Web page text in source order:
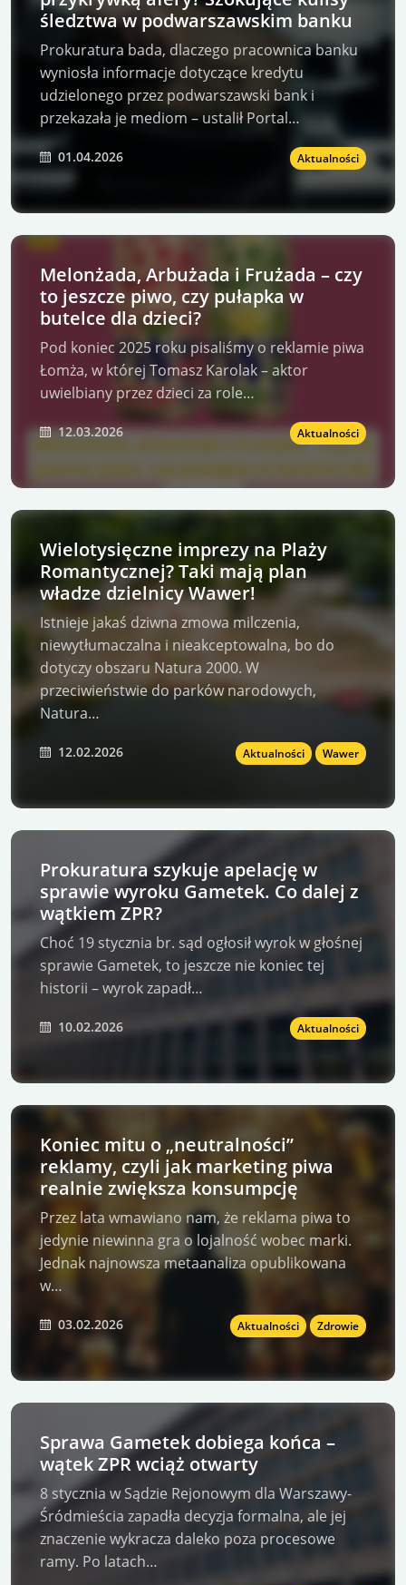
śledztwa w podwarszawskim banku
Prokuratura bada, dlaczego pracownica banku
wyniosła informacje dotyczące kredytu
udzielonego przez podwarszawski bank i
przekazała je mediom – ustalił Portal…
01.04.2026 Aktualności
Melonżada, Arbużada i Frużada – czy
to jeszcze piwo, czy pułapka w
butelce dla dzieci?
Pod koniec 2025 roku pisaliśmy o reklamie piwa
Łomża, w której Tomasz Karolak – aktor
uwielbiany przez dzieci za role…
12.03.2026 Aktualności
Wielotysięczne imprezy na Plaży
Romantycznej? Taki mają plan
władze dzielnicy Wawer!
Istnieje jakaś dziwna zmowa milczenia,
niewytłumaczalna i nieakceptowalna, bo do
dotyczy obszaru Natura 2000. W
przeciwieństwie do parków narodowych,
Natura…
12.02.2026 Aktualności Wawer
Prokuratura szykuje apelację w
sprawie wyroku Gametek. Co dalej z
wątkiem ZPR?
Choć 19 stycznia br. sąd ogłosił wyrok w głośnej
sprawie Gametek, to jeszcze nie koniec tej
historii – wyrok zapadł…
10.02.2026 Aktualności
Koniec mitu o „neutralności”
reklamy, czyli jak marketing piwa
realnie zwiększa konsumpcję
Przez lata wmawiano nam, że reklama piwa to
jedynie niewinna gra o lojalność wobec marki.
Jednak najnowsza metaanaliza opublikowana
w…
03.02.2026 Aktualności Zdrowie
Sprawa Gametek dobiega końca –
wątek ZPR wciąż otwarty
8 stycznia w Sądzie Rejonowym dla Warszawy-
Śródmieścia zapadła decyzja formalna, ale jej
znaczenie wykracza daleko poza procesowe
ramy. Po latach…